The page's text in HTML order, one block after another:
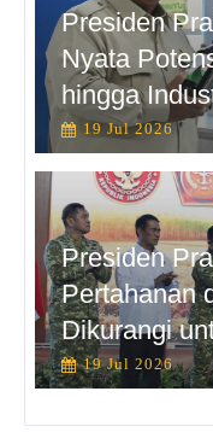
Presiden
Nyata
hingga
19 Jul 2026
Presiden
Pertahanan
Dikurangi
19 Jul 2026